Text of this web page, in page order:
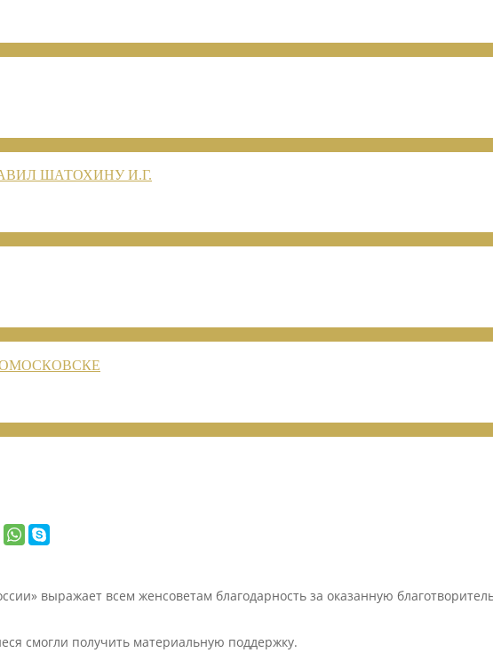
ШАТОХИНУ И.Г.
выражает всем женсоветам благодарность за оказанную
смогли получить материальную поддержку.